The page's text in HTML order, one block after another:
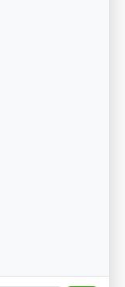
характер и не
положениями ГК
наличии, видах,
обращайтесь в